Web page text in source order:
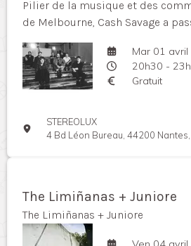
Pilier de la musique et des
de Melbourne, Cash Savage a
Mar 01
20h30 -
Gratuit
STEREOLUX
4 Bd Léon Bureau, 44200
The Limiñanas + Juniore
The Limiñanas + Juniore